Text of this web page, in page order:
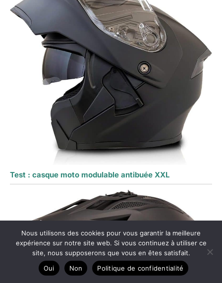
Test : casque moto modulable antibuée XXL
Nous utilisons des cookies pour vous garantir la meilleure
expérience sur notre site web. Si vous continuez à utiliser ce
site, nous supposerons que vous en êtes satisfait.
Oui
Non Politique de confidentialité